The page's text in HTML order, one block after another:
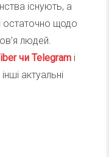
існують, а
остаточно щодо
людей.
чи Telegram і
актуальні